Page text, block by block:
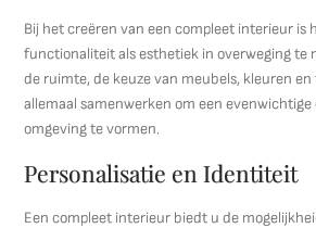
Bij het creëren van een compleet interieur is
functionaliteit als esthetiek in overweging te
de ruimte, de keuze van meubels, kleuren
allemaal samenwerken om een
omgeving te vormen.
Personalisatie en Identiteit
Een compleet interieur biedt u de